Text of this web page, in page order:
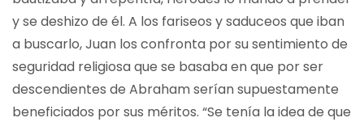
y se deshizo de él. A los fariseos y saduceos que iban
a buscarlo, Juan los confronta por su sentimiento de
seguridad religiosa que se basaba en que por ser
descendientes de Abraham serían supuestamente
beneficiados por sus méritos. “Se tenía la idea de que